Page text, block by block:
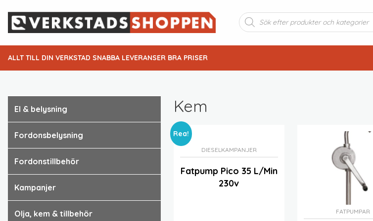
Produktsökning
ALLT TILL DIN VERKSTAD SNABBA LEVERANSER BRA PRISER
el & belysning
fordonsbelysning
fordonstillbehör
kampanjer
olja, kem & tillbehör
Kem
Rea!
DIESEL KAMPANJER
Fatpump Pico 35 L/min
230v
FATPUMPAR